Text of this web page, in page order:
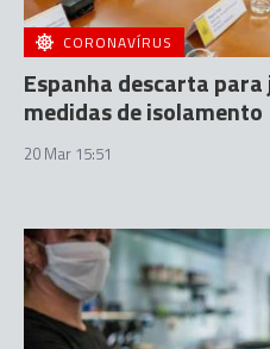
CORONAVÍRUS
Espanha descarta
medidas de isolamento
20 Mar 15:51